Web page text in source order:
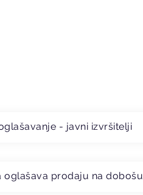
- javni izvršitelji
oglašava prodaju na dobošu